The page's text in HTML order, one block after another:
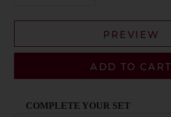
PREVIEW
ADD TO CART
COMPLETE YOUR SET